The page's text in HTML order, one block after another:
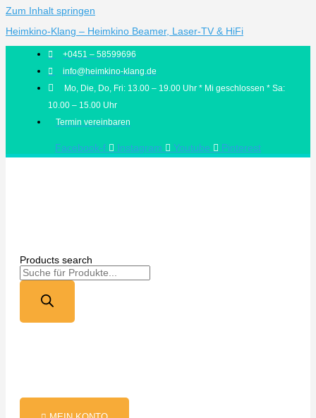
Zum Inhalt springen
Heimkino-Klang – Heimkino Beamer, Laser-TV & HiFi
+0451 – 58599696
info@heimkino-klang.de
Mo, Die, Do, Fri: 13.00 – 19.00 Uhr * Mi geschlossen * Sa:
10.00 – 15.00 Uhr
Termin vereinbaren
Facebook-f Instagram Youtube Pinterest
Products search